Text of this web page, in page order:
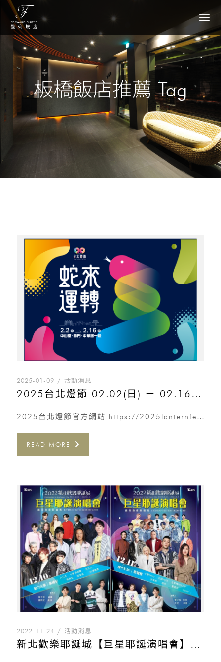
板橋飯店推薦 Tag
2025-01-09 活動消息
2025台北燈節 02.02(日) － 02.16(日)
2025台北燈節官方網站 https://2025lanternfestival.travel.taipei/
READ MORE
2022-11-24 活動消息
新北歡樂耶誕城【巨星耶誕演唱會】就在12/10-12/11！